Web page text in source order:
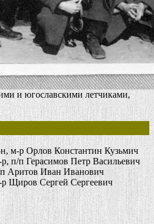
и югославскими летчиками,
м-р Орлов Константин Кузьмич
п/п Герасимов Петр Васильевич
п Аритов Иван Иванович
Щиров Сергей Сергеевич